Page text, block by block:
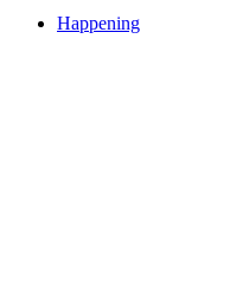
Happening